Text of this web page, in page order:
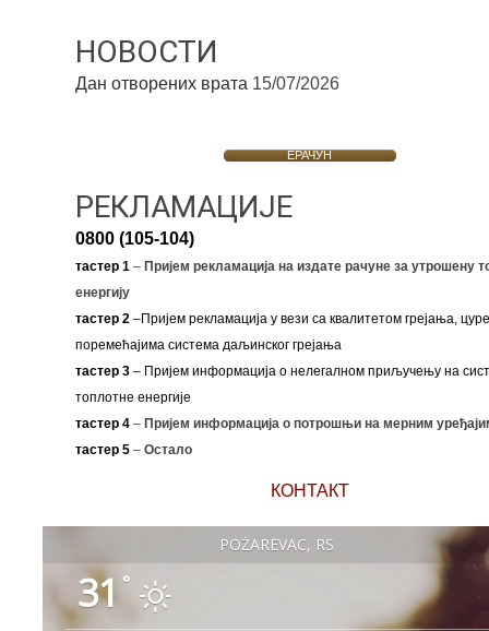
НОВОСТИ
Дан отворених врата 15/07/2026
ЕРАЧУН
РЕКЛАМАЦИЈЕ
0800 (105-104)
тастер 1–Пријем рекламација на издате рачуне за утрошену
енергију
тастер 2–Пријем рекламација у вези са квалитетом грејања,
поремећајима система даљинског грејања
тастер 3– Пријем информација о нелегалном приључењу на
топлотне енергије
тастер 4 – Пријем информација о потрошњи на мерним
тастер 5 – Остало
КОНТАКТ
POŽAREVAC, RS
31 °